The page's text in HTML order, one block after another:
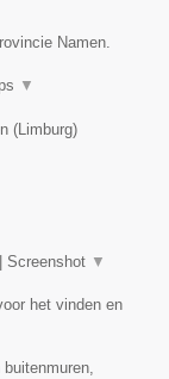
Namen.
▼
(Limburg)
Screenshot ▼
het vinden en